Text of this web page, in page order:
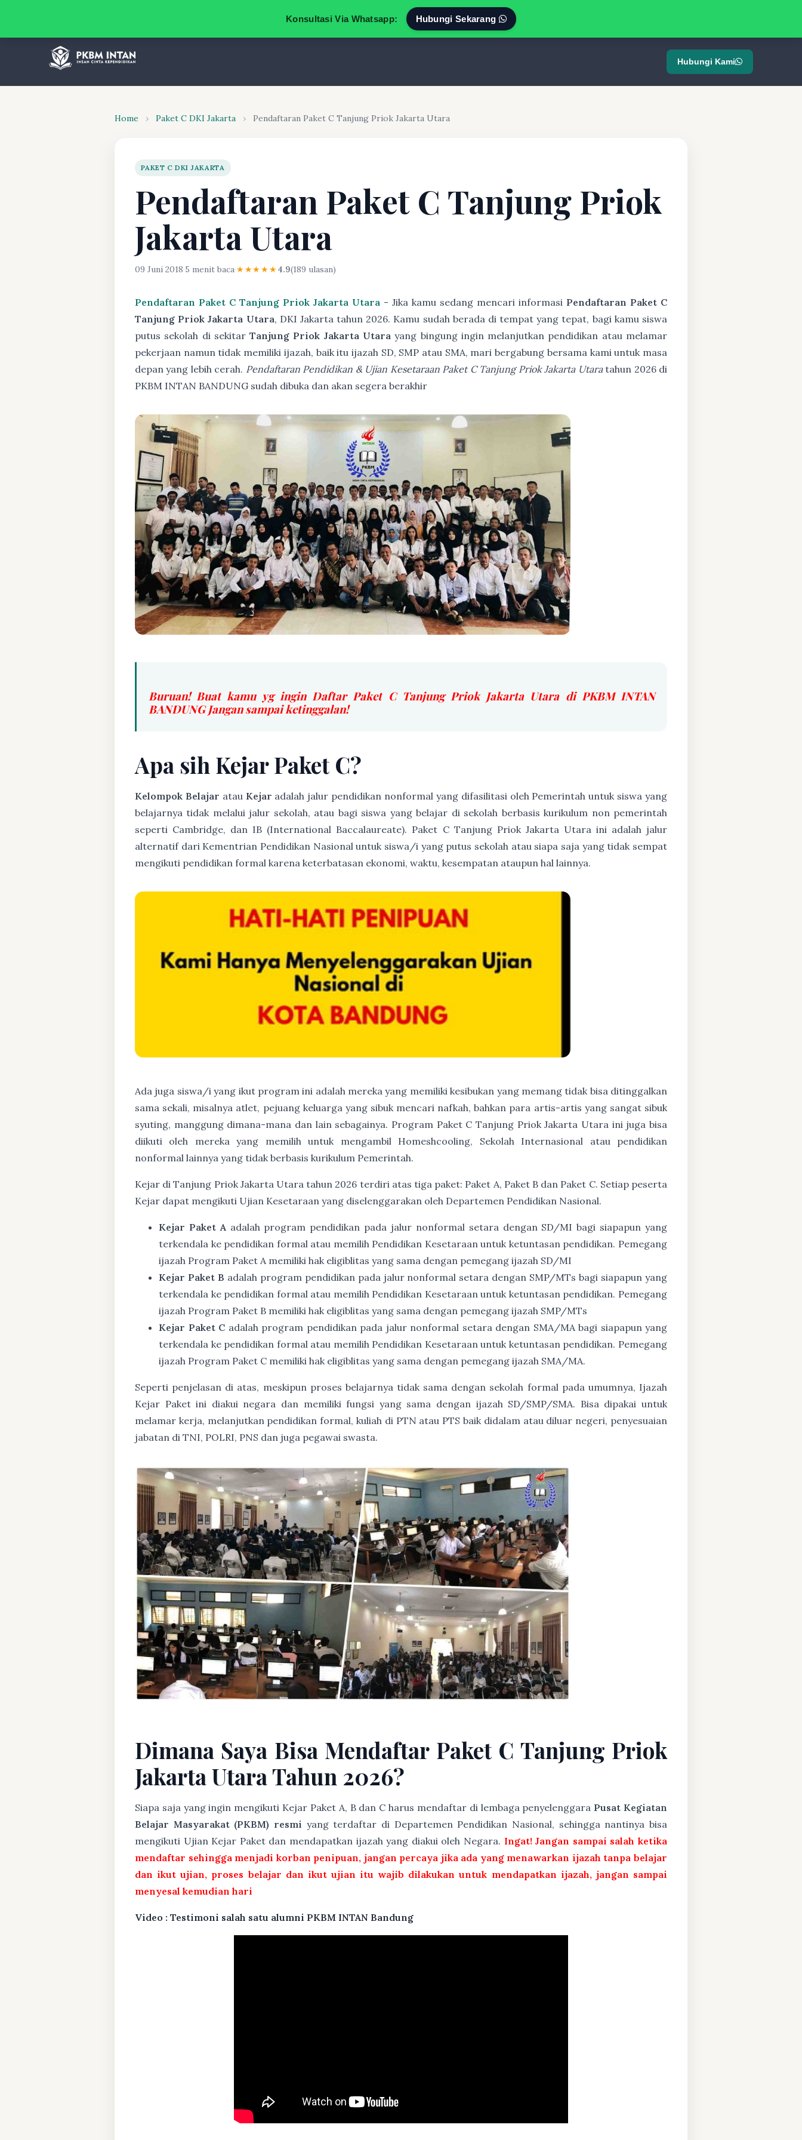
Konsultasi Via Whatsapp: Hubungi Sekarang
Hubungi Kami
Home › Paket C DKI Jakarta › Pendaftaran Paket C Tanjung Priok Jakarta Utara
PAKET C DKI JAKARTA
Pendaftaran Paket C Tanjung Priok
Jakarta Utara
09 Juni 2018·5 menit baca·★★★★★4.9(189 ulasan)
Pendaftaran Paket C Tanjung Priok Jakarta Utara - Jika kamu sedang mencari informasi Pendaftaran Paket C
Tanjung Priok Jakarta Utara, DKI Jakarta tahun 2026. Kamu sudah berada di tempat yang tepat, bagi kamu siswa
putus sekolah di sekitarTanjung Priok Jakarta Utara yang bingung ingin melanjutkan pendidikan atau melamar
pekerjaan namun tidak memiliki ijazah, baik itu ijazah SD, SMP atau SMA, mari bergabung bersama kami untuk masa
depan yang lebih cerah. Pendaftaran Pendidikan & Ujian Kesetaraan Paket C Tanjung Priok Jakarta Utaratahun 2026 di
PKBM INTAN BANDUNG sudah dibuka dan akan segera berakhir
Buruan! Buat kamu yg ingin Daftar Paket C Tanjung Priok Jakarta Utara di PKBM INTAN
BANDUNG Jangan sampai ketinggalan!
Apa sih Kejar Paket C?
Kelompok Belajar atau Kejar adalah jalur pendidikan nonformal yang difasilitasi oleh Pemerintah untuk siswa yang
belajarnya tidak melalui jalur sekolah, atau bagi siswa yang belajar di sekolah berbasis kurikulum non pemerintah
seperti Cambridge, dan IB (International Baccalaureate). Paket C Tanjung Priok Jakarta Utara ini adalah jalur
alternatif dari Kementrian Pendidikan Nasional untuk siswa/i yang putus sekolah atau siapa saja yang tidak sempat
mengikuti pendidikan formal karena keterbatasan ekonomi, waktu, kesempatan ataupun hal lainnya.
Ada juga siswa/i yang ikut program ini adalah mereka yang memiliki kesibukan yang memang tidak bisa ditinggalkan
sama sekali, misalnya atlet, pejuang keluarga yang sibuk mencari nafkah, bahkan para artis-artis yang sangat sibuk
syuting, manggung dimana-mana dan lain sebagainya. Program Paket C Tanjung Priok Jakarta Utara ini juga bisa
diikuti oleh mereka yang memilih untuk mengambil Homeshcooling, Sekolah Internasional atau pendidikan
nonformal lainnya yang tidak berbasis kurikulum Pemerintah.
Kejar di Tanjung Priok Jakarta Utara tahun 2026 terdiri atas tiga paket: Paket A, Paket B dan Paket C. Setiap peserta
Kejar dapat mengikuti Ujian Kesetaraan yang diselenggarakan oleh Departemen Pendidikan Nasional.
Kejar Paket Aadalah program pendidikan pada jalur nonformal setara dengan SD/MI bagi siapapun yang
terkendala ke pendidikan formal atau memilih Pendidikan Kesetaraan untuk ketuntasan pendidikan. Pemegang
ijazah Program Paket A memiliki hak eligiblitas yang sama dengan pemegang ijazah SD/MI
Kejar Paket B adalah program pendidikan pada jalur nonformal setara dengan SMP/MTs bagi siapapun yang
terkendala ke pendidikan formal atau memilih Pendidikan Kesetaraan untuk ketuntasan pendidikan. Pemegang
ijazah Program Paket B memiliki hak eligiblitas yang sama dengan pemegang ijazah SMP/MTs
Kejar Paket C adalah program pendidikan pada jalur nonformal setara dengan SMA/MA bagi siapapun yang
terkendala ke pendidikan formal atau memilih Pendidikan Kesetaraan untuk ketuntasan pendidikan. Pemegang
ijazah Program Paket C memiliki hak eligiblitas yang sama dengan pemegang ijazah SMA/MA.
Seperti penjelasan di atas, meskipun proses belajarnya tidak sama dengan sekolah formal pada umumnya, Ijazah
Kejar Paket ini diakui negara dan memiliki fungsi yang sama dengan ijazah SD/SMP/SMA. Bisa dipakai untuk
melamar kerja, melanjutkan pendidikan formal, kuliah di PTN atau PTS baik didalam atau diluar negeri, penyesuaian
jabatan di TNI, POLRI, PNS dan juga pegawai swasta.
Dimana Saya Bisa Mendaftar Paket C Tanjung Priok
Jakarta Utara Tahun 2026?
Siapa saja yang ingin mengikuti Kejar Paket A, B dan C harus mendaftar di lembaga penyelenggara Pusat Kegiatan
Belajar Masyarakat (PKBM) resmi yang terdaftar di Departemen Pendidikan Nasional, sehingga nantinya bisa
mengikuti Ujian Kejar Paket dan mendapatkan ijazah yang diakui oleh Negara. Ingat! Jangan sampai salah ketika
mendaftar sehingga menjadi korban penipuan, jangan percaya jika ada yang menawarkan ijazah tanpa belajar
dan ikut ujian, proses belajar dan ikut ujian itu wajib dilakukan untuk mendapatkan ijazah, jangan sampai
menyesal kemudian hari
Video : Testimoni salah satu alumni PKBM INTAN Bandung